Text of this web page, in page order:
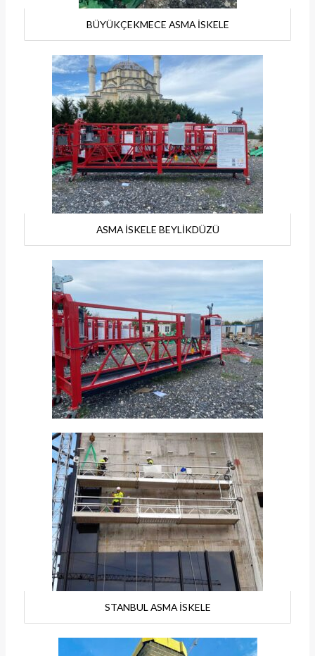
BÜYÜKÇEKMECE ASMA İSKELE
ASMA İSKELE BEYLİKDÜZÜ
STANBUL ASMA İSKELE